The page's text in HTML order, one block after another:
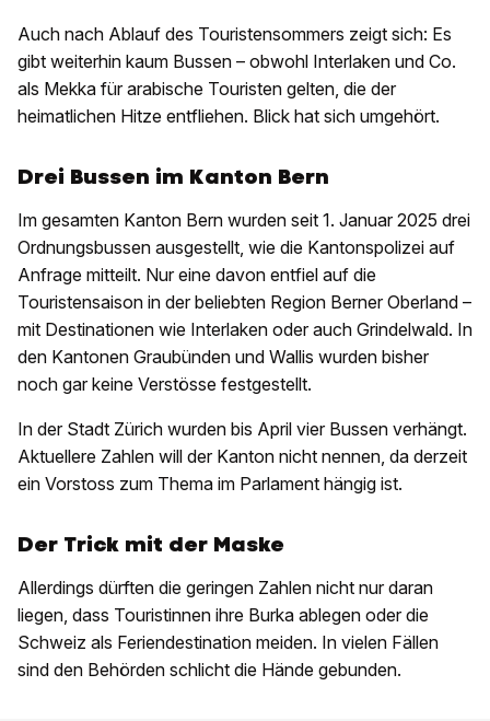
Auch nach Ablauf des Touristensommers zeigt sich: Es
gibt weiterhin kaum Bussen – obwohl Interlaken und Co.
als Mekka für arabische Touristen gelten, die der
heimatlichen Hitze entfliehen. Blick hat sich umgehört.
Drei Bussen im Kanton Bern
Im gesamten Kanton Bern wurden seit 1. Januar 2025 drei
Ordnungsbussen ausgestellt, wie die Kantonspolizei auf
Anfrage mitteilt. Nur eine davon entfiel auf die
Touristensaison in der beliebten Region Berner Oberland –
mit Destinationen wie Interlaken oder auch Grindelwald. In
den Kantonen Graubünden und Wallis wurden bisher
noch gar keine Verstösse festgestellt.
In der Stadt Zürich wurden bis April vier Bussen verhängt.
Aktuellere Zahlen will der Kanton nicht nennen, da derzeit
ein Vorstoss zum Thema im Parlament hängig ist.
Der Trick mit der Maske
Allerdings dürften die geringen Zahlen nicht nur daran
liegen, dass Touristinnen ihre Burka ablegen oder die
Schweiz als Feriendestination meiden. In vielen Fällen
sind den Behörden schlicht die Hände gebunden.